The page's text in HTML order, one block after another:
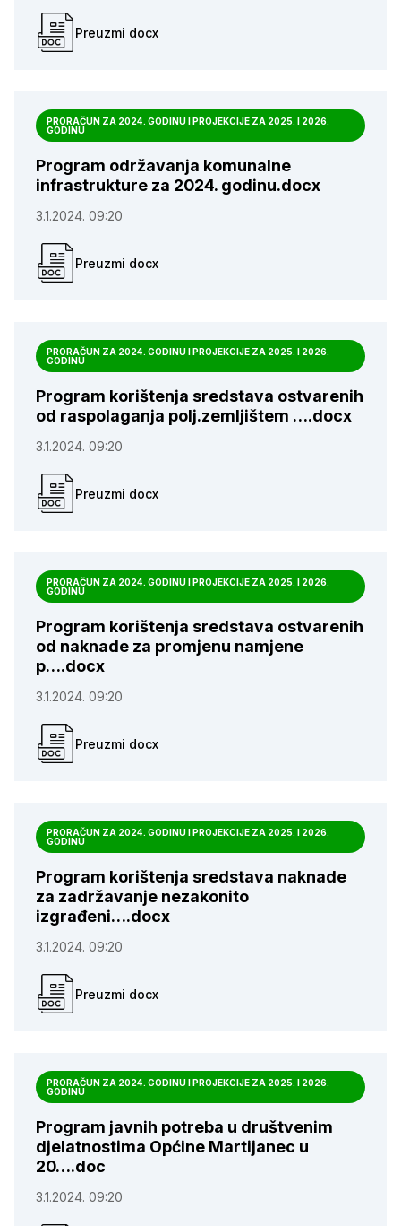
Preuzmi docx
PRORAČUN ZA 2024. GODINU I PROJEKCIJE ZA 2025. I 2026.
GODINU
Program održavanja komunalne
infrastrukture za 2024. godinu.docx
3.1.2024. 09:20
Preuzmi docx
PRORAČUN ZA 2024. GODINU I PROJEKCIJE ZA 2025. I 2026.
GODINU
Program korištenja sredstava ostvarenih
od raspolaganja polj.zemljištem ….docx
3.1.2024. 09:20
Preuzmi docx
PRORAČUN ZA 2024. GODINU I PROJEKCIJE ZA 2025. I 2026.
GODINU
Program korištenja sredstava ostvarenih
od naknade za promjenu namjene
p….docx
3.1.2024. 09:20
Preuzmi docx
PRORAČUN ZA 2024. GODINU I PROJEKCIJE ZA 2025. I 2026.
GODINU
Program korištenja sredstava naknade
za zadržavanje nezakonito
izgrađeni….docx
3.1.2024. 09:20
Preuzmi docx
PRORAČUN ZA 2024. GODINU I PROJEKCIJE ZA 2025. I 2026.
GODINU
Program javnih potreba u društvenim
djelatnostima Općine Martijanec u
20….doc
3.1.2024. 09:20